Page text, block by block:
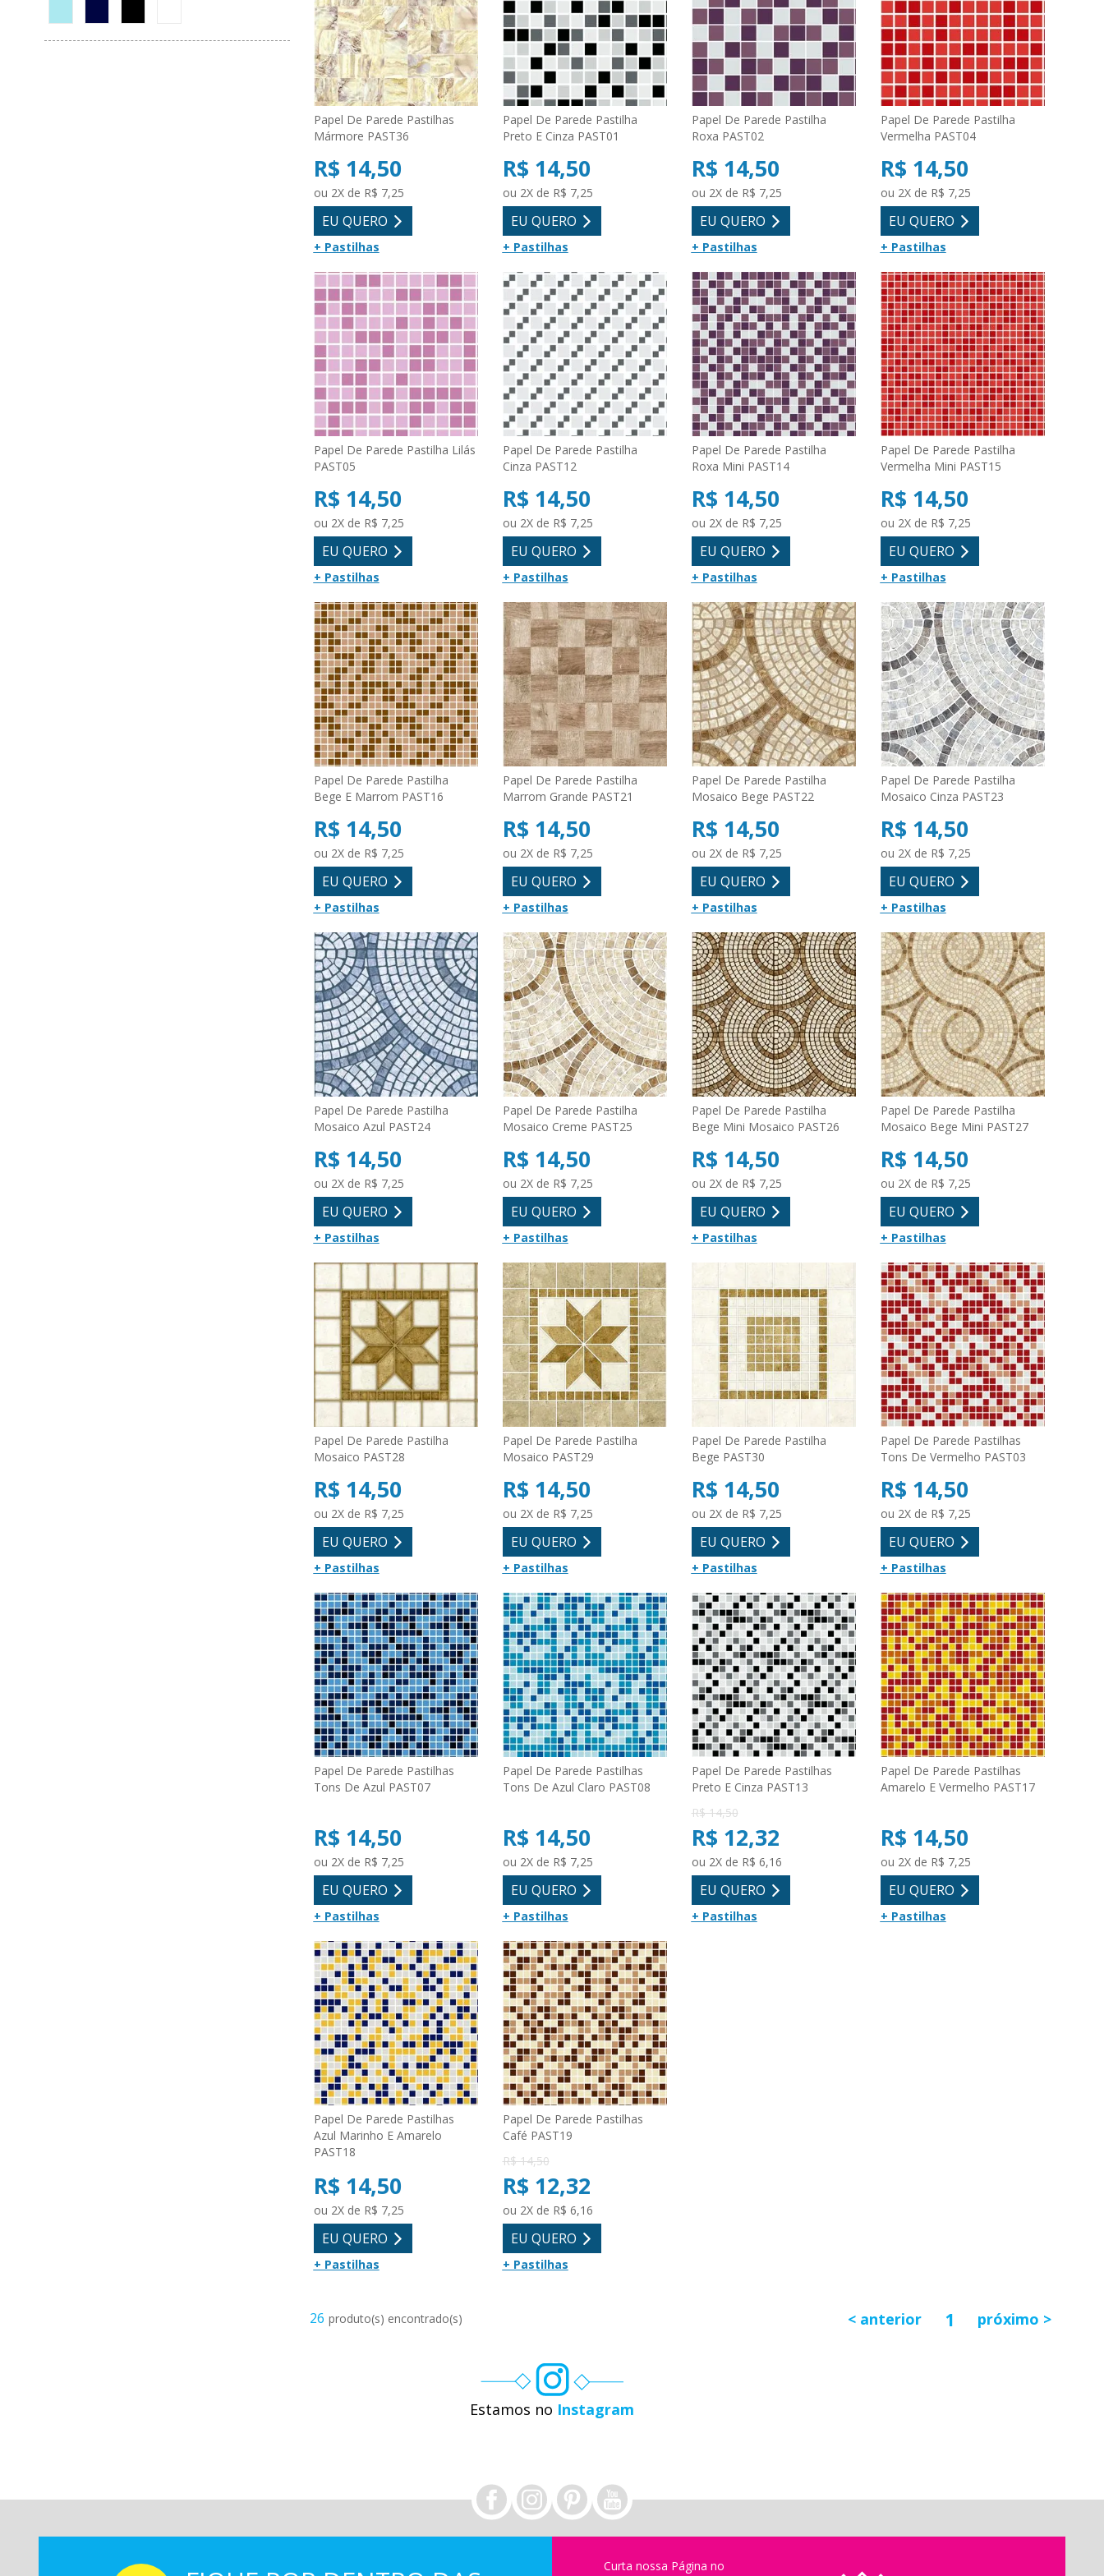
Papel De Parede Pastilhas
Mármore PAST36
R$ 14,50
ou 2X de R$ 7,25
EU QUERO
+ Pastilhas
Papel De Parede Pastilha
Preto E Cinza PAST01
R$ 14,50
ou 2X de R$ 7,25
EU QUERO
+ Pastilhas
Papel De Parede Pastilha
Roxa PAST02
R$ 14,50
ou 2X de R$ 7,25
EU QUERO
+ Pastilhas
Papel De Parede Pastilha
Vermelha PAST04
R$ 14,50
ou 2X de R$ 7,25
EU QUERO
+ Pastilhas
Papel De Parede Pastilha Lilás
PAST05
R$ 14,50
ou 2X de R$ 7,25
EU QUERO
+ Pastilhas
Papel De Parede Pastilha
Cinza PAST12
R$ 14,50
ou 2X de R$ 7,25
EU QUERO
+ Pastilhas
Papel De Parede Pastilha
Roxa Mini PAST14
R$ 14,50
ou 2X de R$ 7,25
EU QUERO
+ Pastilhas
Papel De Parede Pastilha
Vermelha Mini PAST15
R$ 14,50
ou 2X de R$ 7,25
EU QUERO
+ Pastilhas
Papel De Parede Pastilha
Bege E Marrom PAST16
R$ 14,50
ou 2X de R$ 7,25
EU QUERO
+ Pastilhas
Papel De Parede Pastilha
Marrom Grande PAST21
R$ 14,50
ou 2X de R$ 7,25
EU QUERO
+ Pastilhas
Papel De Parede Pastilha
Mosaico Bege PAST22
R$ 14,50
ou 2X de R$ 7,25
EU QUERO
+ Pastilhas
Papel De Parede Pastilha
Mosaico Cinza PAST23
R$ 14,50
ou 2X de R$ 7,25
EU QUERO
+ Pastilhas
Papel De Parede Pastilha
Mosaico Azul PAST24
R$ 14,50
ou 2X de R$ 7,25
EU QUERO
+ Pastilhas
Papel De Parede Pastilha
Mosaico Creme PAST25
R$ 14,50
ou 2X de R$ 7,25
EU QUERO
+ Pastilhas
Papel De Parede Pastilha
Bege Mini Mosaico PAST26
R$ 14,50
ou 2X de R$ 7,25
EU QUERO
+ Pastilhas
Papel De Parede Pastilha
Mosaico Bege Mini PAST27
R$ 14,50
ou 2X de R$ 7,25
EU QUERO
+ Pastilhas
Papel De Parede Pastilha
Mosaico PAST28
R$ 14,50
ou 2X de R$ 7,25
EU QUERO
+ Pastilhas
Papel De Parede Pastilha
Mosaico PAST29
R$ 14,50
ou 2X de R$ 7,25
EU QUERO
+ Pastilhas
Papel De Parede Pastilha
Bege PAST30
R$ 14,50
ou 2X de R$ 7,25
EU QUERO
+ Pastilhas
Papel De Parede Pastilhas
Tons De Vermelho PAST03
R$ 14,50
ou 2X de R$ 7,25
EU QUERO
+ Pastilhas
Papel De Parede Pastilhas
Tons De Azul PAST07
R$ 14,50
ou 2X de R$ 7,25
EU QUERO
+ Pastilhas
Papel De Parede Pastilhas
Tons De Azul Claro PAST08
R$ 14,50
ou 2X de R$ 7,25
EU QUERO
+ Pastilhas
Papel De Parede Pastilhas
Preto E Cinza PAST13
R$ 14,50
R$ 12,32
ou 2X de R$ 6,16
EU QUERO
+ Pastilhas
Papel De Parede Pastilhas
Amarelo E Vermelho PAST17
R$ 14,50
ou 2X de R$ 7,25
EU QUERO
+ Pastilhas
Papel De Parede Pastilhas
Azul Marinho E Amarelo
PAST18
R$ 14,50
ou 2X de R$ 7,25
EU QUERO
+ Pastilhas
Papel De Parede Pastilhas
Café PAST19
R$ 14,50
R$ 12,32
ou 2X de R$ 6,16
EU QUERO
+ Pastilhas
anterior 1 próximo
26
Estamos no Instagram
Curta nossa Página no